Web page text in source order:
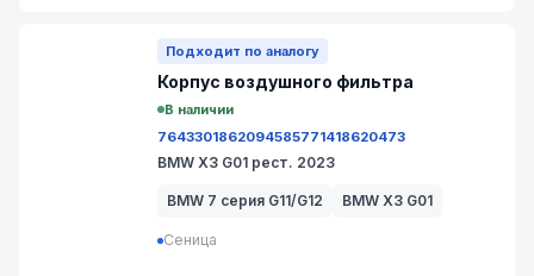
Подходит по аналогу
Корпус воздушногo фильтра
В наличии
7643301862094585771418620473
BMW X3 G01 рест. 2023
BMW 7 серия G11/G12 BMW X3 G01
Сеница